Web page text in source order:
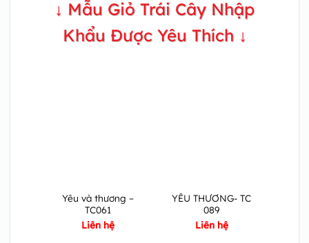
↓ Mẫu Giỏ Trái Cây Nhập
Khẩu Được Yêu Thích ↓
Yêu và thương –
TC061
Liên hệ
YÊU THƯƠNG- TC
089
Liên hệ